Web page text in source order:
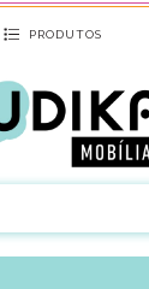
PRODUTOS